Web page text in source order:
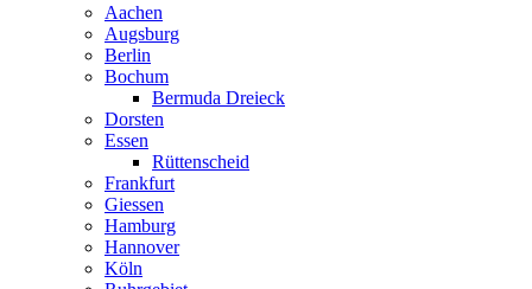
Aachen
Augsburg
Berlin
Bochum
Bermuda Dreieck
Dorsten
Essen
Rüttenscheid
Frankfurt
Giessen
Hamburg
Hannover
Köln